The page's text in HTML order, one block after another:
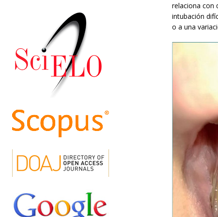
relaciona con
intubación
o a una